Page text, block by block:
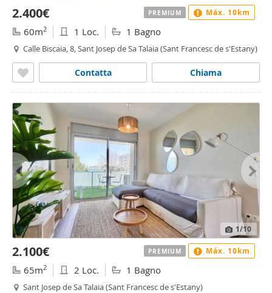
2.400€
60m2 1 Loc. 1 Bagno
Calle Biscaia, 8, Sant Josep de Sa Talaia (Sant Francesc de s'Estany)
Chiama
Contatta
PREMIUM Máx. 10km
1/10
2.100€
65m2 2 Loc. 1 Bagno
Sant Josep de Sa Talaia (Sant Francesc de s'Estany)
PREMIUM Máx. 10km